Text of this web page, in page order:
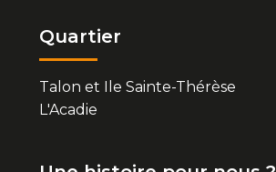
Quartier
Talon et Ile Sainte-Thérèse
L'Acadie